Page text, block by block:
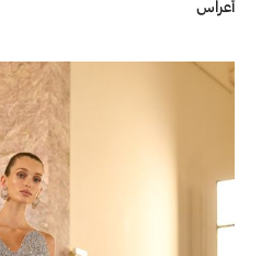
أعراس